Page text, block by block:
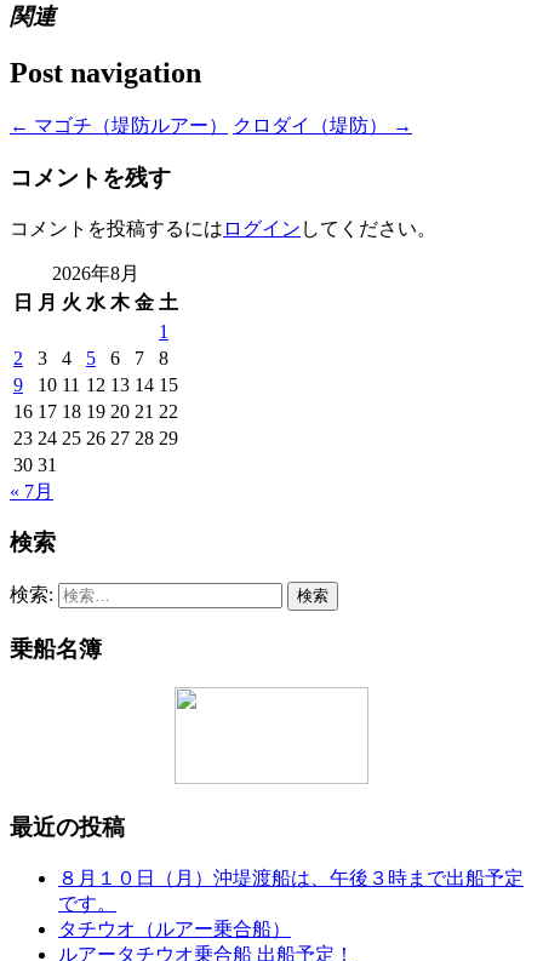
関連
Post navigation
← マゴチ（堤防ルアー） クロダイ（堤防） →
コメントを残す
コメントを投稿するには ログイン してください。
2026年8月
日
月 火 水 木 金 土
1
2
3 4 5 6 7
8
9
10 11 12 13 14 15
16 17 18 19 20 21 22
23 24 25 26 27 28 29
30 31
« 7月
検索
検索:
乗船名簿
最近の投稿
８月１０日（月）沖堤渡船は、午後３時まで出船予定
です。
タチウオ（ルアー乗合船）
ルアータチウオ乗合船 出船予定！